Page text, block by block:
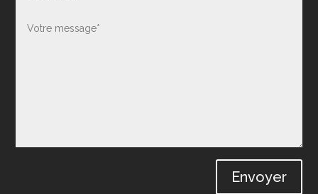
Envoyer